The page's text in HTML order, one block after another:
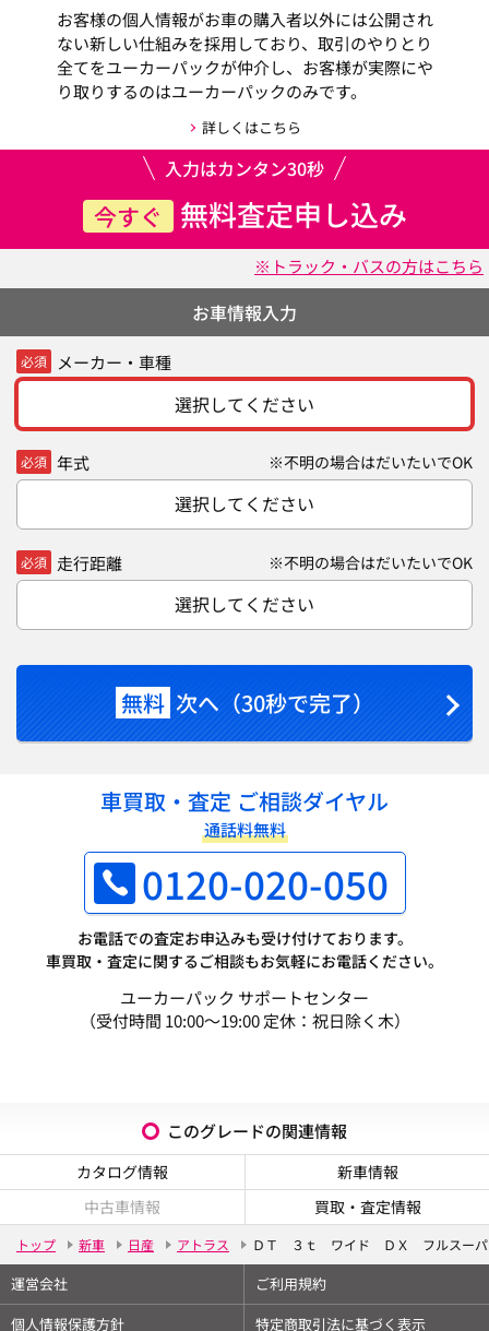
お客様の個人情報がお車の購入者以外には公開され
ない新しい仕組みを採用しており、取引のやりとり
全てをユーカーパックが仲介し、お客様が実際にや
り取りするのはユーカーパックのみです。
詳しくはこちら
入力はカンタン30秒
今すぐ 無料査定申し込み
※トラック・バスの方はこちら
お車情報入力
必須 メーカー・車種
選択してください
必須 年式 ※不明の場合はだいたいでOK
選択してください
必須 走行距離 ※不明の場合はだいたいでOK
選択してください
無料 次へ（30秒で完了）
車買取・査定 ご相談ダイヤル
通話料無料
0120-020-050
お電話での査定お申込みも受け付けております。
車買取・査定に関するご相談もお気軽にお電話ください。
ユーカーパック サポートセンター
（受付時間 10:00～19:00 定休：祝日除く木）
このグレードの関連情報
カタログ情報
新車情報
中古車情報
買取・査定情報
トップ 新車 日産 アトラス ＤＴ ３ｔ ワイド ＤＸ フルスーパ
運営会社
ご利用規約
個人情報保護方針
特定商取引法に基づく表示